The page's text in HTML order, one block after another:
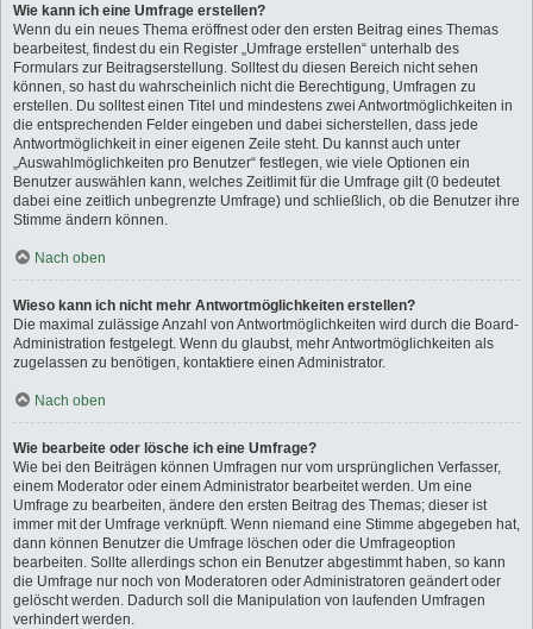
Wie kann ich eine Umfrage erstellen?
Wenn du ein neues Thema eröffnest oder den ersten Beitrag eines Themas
bearbeitest, findest du ein Register „Umfrage erstellen“ unterhalb des
Formulars zur Beitragserstellung. Solltest du diesen Bereich nicht sehen
können, so hast du wahrscheinlich nicht die Berechtigung, Umfragen zu
erstellen. Du solltest einen Titel und mindestens zwei Antwortmöglichkeiten in
die entsprechenden Felder eingeben und dabei sicherstellen, dass jede
Antwortmöglichkeit in einer eigenen Zeile steht. Du kannst auch unter
„Auswahlmöglichkeiten pro Benutzer“ festlegen, wie viele Optionen ein
Benutzer auswählen kann, welches Zeitlimit für die Umfrage gilt (0 bedeutet
dabei eine zeitlich unbegrenzte Umfrage) und schließlich, ob die Benutzer ihre
Stimme ändern können.
Nach oben
Wieso kann ich nicht mehr Antwortmöglichkeiten erstellen?
Die maximal zulässige Anzahl von Antwortmöglichkeiten wird durch die Board-
Administration festgelegt. Wenn du glaubst, mehr Antwortmöglichkeiten als
zugelassen zu benötigen, kontaktiere einen Administrator.
Nach oben
Wie bearbeite oder lösche ich eine Umfrage?
Wie bei den Beiträgen können Umfragen nur vom ursprünglichen Verfasser,
einem Moderator oder einem Administrator bearbeitet werden. Um eine
Umfrage zu bearbeiten, ändere den ersten Beitrag des Themas; dieser ist
immer mit der Umfrage verknüpft. Wenn niemand eine Stimme abgegeben hat,
dann können Benutzer die Umfrage löschen oder die Umfrageoption
bearbeiten. Sollte allerdings schon ein Benutzer abgestimmt haben, so kann
die Umfrage nur noch von Moderatoren oder Administratoren geändert oder
gelöscht werden. Dadurch soll die Manipulation von laufenden Umfragen
verhindert werden.